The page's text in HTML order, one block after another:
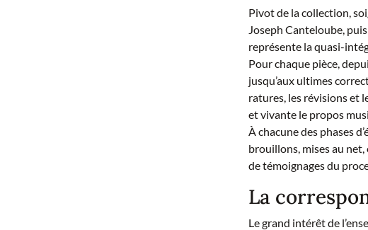
Pivot de la collection,
Joseph Canteloube,
représente la quasi-
Pour chaque pièce,
jusqu’aux ultimes
ratures, les révisions et
et vivante le propos
À chacune des phases
brouillons, mises au
de témoignages du
La
Le grand intérêt de